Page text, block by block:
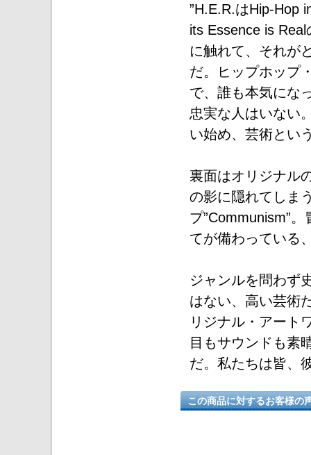
”H.E.R.はHip-Hop
its Essence is
に触れて、それが
だ。ヒップホップ
で、誰も本気にな
忠実な人はいない
い始め、芸術とい
裏面はオリジナル
の影に隠れてしま
プ”Communism”
てが備わっている
ジャンルを問わず
はない、高い芸術
リジナル・アート
目もサウンドも素
だ。私たちは皆、
この商品に対するお客様の